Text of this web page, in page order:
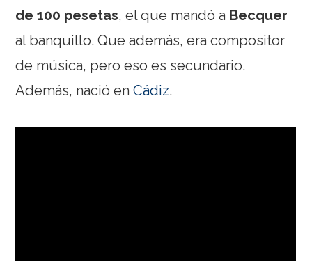
de 100 pesetas, el que mandó a Becquer
al banquillo. Que además, era compositor
de música, pero eso es secundario.
Además, nació enCádiz.